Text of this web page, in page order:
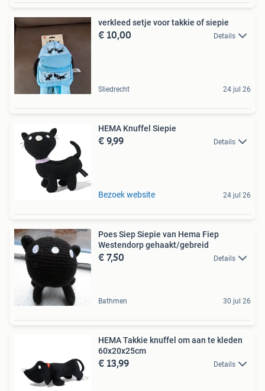
verkleed setje voor takkie of siepie
€ 10,00 Details
Sliedrecht 24 jul 26
HEMA Knuffel Siepie
€ 9,99 Details
Bezoek website 24 jul 26
Poes Siep Siepie van Hema Fiep
Westendorp gehaakt/gebreid
€ 7,50 Details
Bathmen 30 jul 26
HEMA Takkie knuffel om aan te kleden
60x20x25cm
€ 13,99 Details